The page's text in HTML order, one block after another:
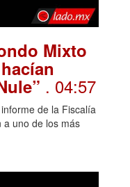
Mixto
. 04:57
de la Fiscalía
a uno de los más